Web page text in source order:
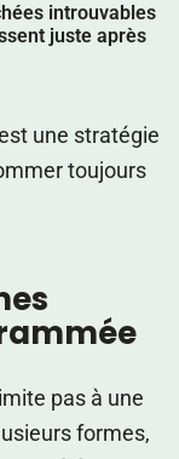
introuvables
juste après
une stratégie
toujours
pas à une
formes,